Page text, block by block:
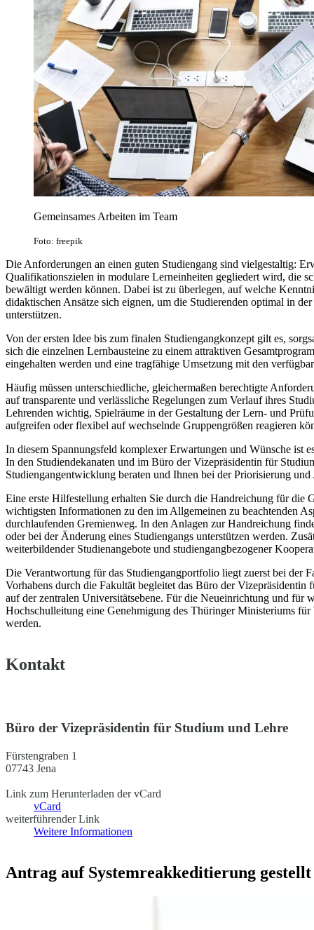
Gemeinsames Arbeiten im Team
Foto: freepik
Die Anforderungen an einen guten Studiengang sind vielgestaltig:
Qualifikationszielen in modulare Lerneinheiten gegliedert wird, die
bewältigt werden können. Dabei ist zu überlegen, auf welche
didaktischen Ansätze sich eignen, um die Studierenden optimal in
unterstützen.
Von der ersten Idee bis zum finalen Studiengangkonzept gilt es,
sich die einzelnen Lernbausteine zu einem attraktiven
eingehalten werden und eine tragfähige Umsetzung mit den
Häufig müssen unterschiedliche, gleichermaßen berechtigte
auf transparente und verlässliche Regelungen zum Verlauf ihres
Lehrenden wichtig, Spielräume in der Gestaltung der Lern- und
aufgreifen oder flexibel auf wechselnde Gruppengrößen reagieren
In diesem Spannungsfeld komplexer Erwartungen und Wünsche
In den Studiendekanaten und im Büro der Vizepräsidentin für
Studiengangentwicklung beraten und Ihnen bei der Priorisierung
Eine erste Hilfestellung erhalten Sie durch die Handreichung für die
wichtigsten Informationen zu den im Allgemeinen zu beachtenden
durchlaufenden Gremienweg. In den Anlagen zur Handreichung
oder bei der Änderung eines Studiengangs unterstützen werden.
weiterbildender Studienangebote und studiengangbezogener
Die Verantwortung für das Studiengangportfolio liegt zuerst bei der
Vorhabens durch die Fakultät begleitet das Büro der
auf der zentralen Universitätsebene. Für die Neueinrichtung und für
Hochschulleitung eine Genehmigung des Thüringer Ministeriums
werden.
Kontakt
Büro der Vizepräsidentin für Studium und Lehre
Fürstengraben 1
07743 Jena
Link zum Herunterladen der vCard
vCard
weiterführender Link
Weitere Informationen
Antrag auf Systemreakkeditierung gestellt